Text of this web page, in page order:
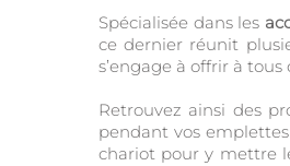
Spécialisée dans les
ce dernier réunit
s’engage à offrir à
Retrouvez ainsi des
pendant vos
chariot pour y mettre